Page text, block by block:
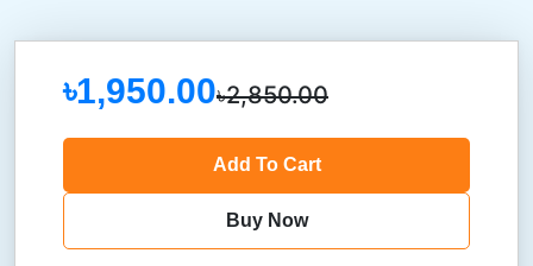
৳1,950.00৳2,850.00
Add To Cart
Buy Now